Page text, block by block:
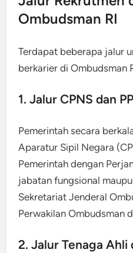
Ombudsman RI
Terdapat beberapa jalur
berkarier di Ombudsman
1. Jalur CPNS dan
Pemerintah secara
Aparatur Sipil Negara
Pemerintah dengan
jabatan fungsional
Sekretariat Jenderal
Perwakilan Ombudsman
2. Jalur Tenaga Ahli